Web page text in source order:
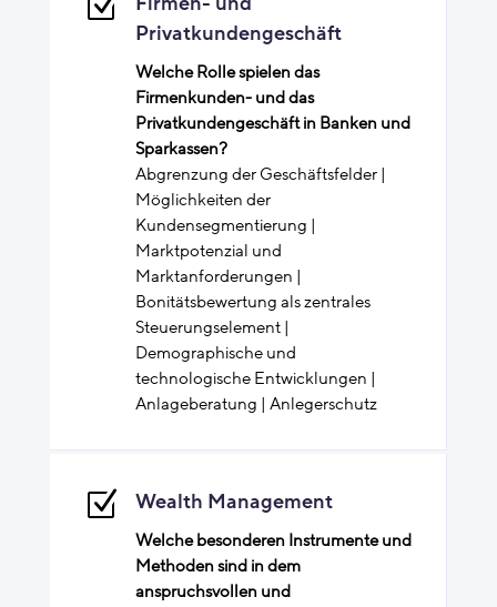
Privatkundengeschäft
Welche Rolle spielen das
Firmenkunden- und das
Privatkundengeschäft in Banken und
Sparkassen?
Abgrenzung der Geschäftsfelder |
Möglichkeiten der
Kundensegmentierung |
Marktpotenzial und
Marktanforderungen |
Bonitätsbewertung als zentrales
Steuerungselement |
Demographische und
technologische Entwicklungen |
Anlageberatung | Anlegerschutz
Z Wealth Management
Welche besonderen Instrumente und
Methoden sind in dem
anspruchsvollen und